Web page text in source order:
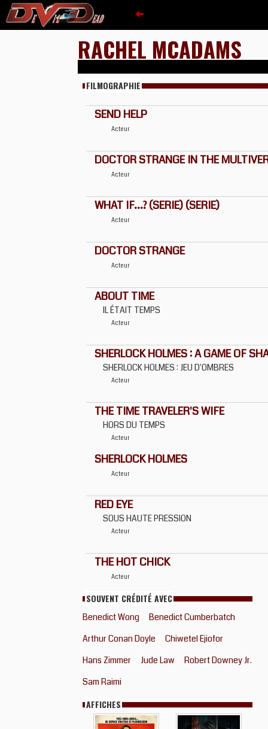
RACHEL MCADAMS
FILMOGRAPHIE
SEND HELP
Acteur
DOCTOR STRANGE IN THE
Acteur
WHAT IF...? (SERIE) (SERIE)
Acteur
DOCTOR STRANGE
Acteur
ABOUT TIME
IL ÉTAIT TEMPS
Acteur
SHERLOCK HOLMES : A GAME OF
SHERLOCK HOLMES : JEU D'OMBRES
Acteur
THE TIME TRAVELER'S WIFE
HORS DU TEMPS
Acteur
SHERLOCK HOLMES
Acteur
RED EYE
SOUS HAUTE PRESSION
Acteur
THE HOT CHICK
Acteur
SOUVENT CRÉDITÉ AVEC
Benedict Wong
Benedict Cumberbatch
Arthur Conan Doyle
Chiwetel Ejiofor
Hans Zimmer
Jude Law
Robert Downey Jr.
Sam Raimi
AFFICHES